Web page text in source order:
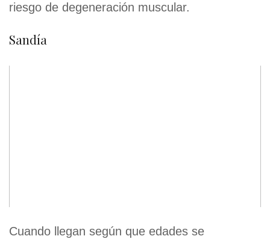
riesgo de degeneración muscular.
Sandía
Cuando llegan según que edades se